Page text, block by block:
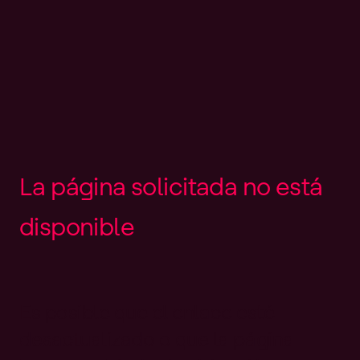
La página solicitada no está
disponible